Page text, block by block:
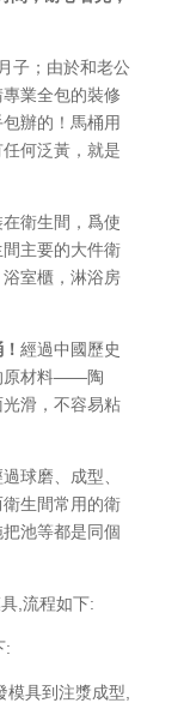
子；由於和老公
業全包的裝修
辦的！馬桶用
何泛黃，就是
衛生間，爲使
主要的大件衛
室櫃，淋浴房
經過中國歷史
原材料——陶
滑，不容易粘
球磨、成型、
生間常用的衛
池等都是同個
,流程如下:
:
具到注漿成型,